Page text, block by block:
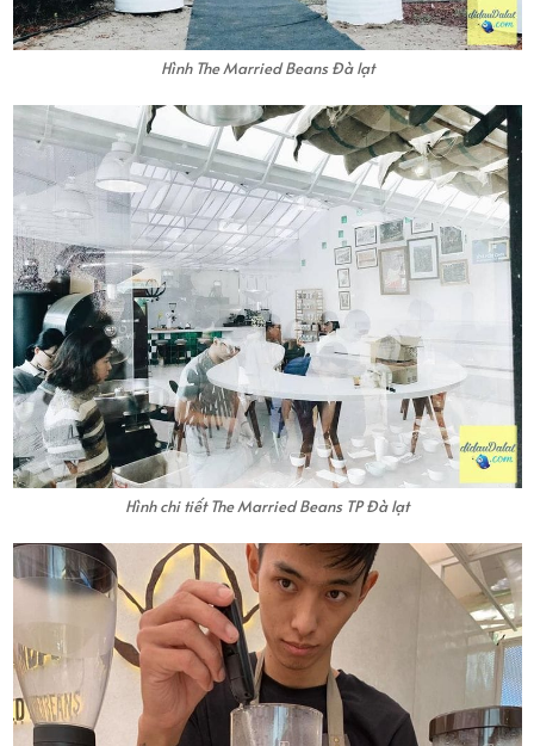
Hình The Married Beans Đà lạt
Hình chi tiết The Married Beans TP Đà lạt